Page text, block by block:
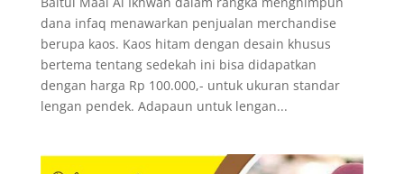
dana infaq menawarkan penjualan merchandise
berupa kaos. Kaos hitam dengan desain khusus
bertema tentang sedekah ini bisa didapatkan
dengan harga Rp 100.000,- untuk ukuran standar
lengan pendek. Adapaun untuk lengan...